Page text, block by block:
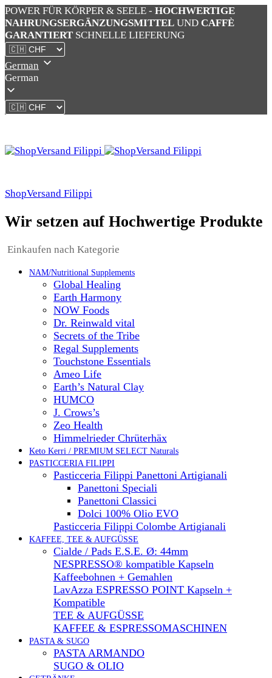
POWER FÜR KÖRPER & SEELE - HOCHWERTIGE
NAHRUNGSERGÄNZUNGSMITTEL UND CAFFÈ
GARANTIERT SCHNELLE LIEFERUNG
German
German
ShopVersand Filippi
Wir setzen auf Hochwertige Produkte
Einkaufen nach Kategorie
NAM/Nutritional Supplements
Global Healing
Earth Harmony
NOW Foods
Dr. Reinwald vital
Secrets of the Tribe
Regal Supplements
Touchstone Essentials
Ameo Life
Earth’s Natural Clay
HUMCO
J. Crows’s
Zeo Health
Himmelrieder Chrüterhäx
Keto Kerri / PREMIUM SELECT Naturals
PASTICCERIA FILIPPI
Pasticceria Filippi Panettoni Artigianali
Panettoni Speciali
Panettoni Classici
Dolci 100% Olio EVO
Pasticceria Filippi Colombe Artigianali
KAFFEE, TEE & AUFGÜSSE
Cialde / Pads E.S.E. Ø: 44mm
NESPRESSO® kompatible Kapseln
Kaffeebohnen + Gemahlen
LavAzza ESPRESSO POINT Kapseln +
Kompatible
TEE & AUFGÜSSE
KAFFEE & ESPRESSOMASCHINEN
PASTA & SUGO
PASTA ARMANDO
SUGO & OLIO